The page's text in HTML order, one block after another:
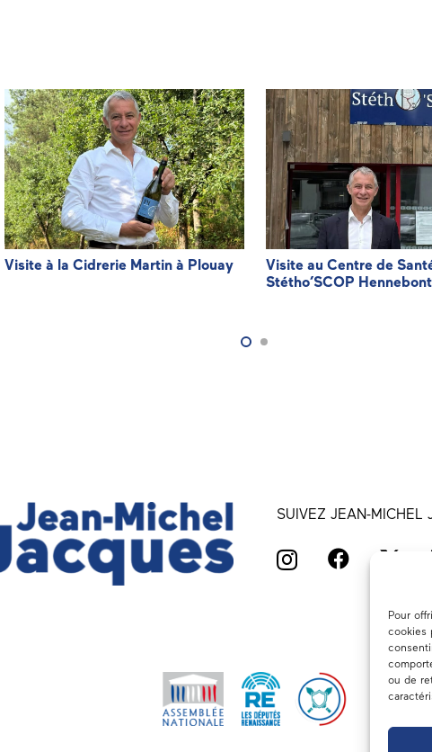
Pour
cookies
ou de
Visite à la Cidrerie Martin à Plouay
Visite au Centre de
Stétho’SCOP Hennebont
SUIVEZ JEAN-MICHEL